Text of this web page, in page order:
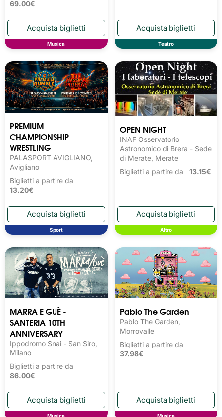
69.00€
Musica Teatro
PREMIUM
CHAMPIONSHIP
WRESTLING
PALASPORT AVIGLIANO,
Avigliano
Biglietti a partire da
13.20€
Sport
OPEN NIGHT
INAF Osservatorio
Astronomico di Brera - Sede
di Merate, Merate
Biglietti a partire da 13.15€
Altro
MARRA E GUÈ -
SANTERIA 10TH
ANNIVERSARY
Ippodromo Snai - San Siro,
Milano
Biglietti a partire da
86.00€
Musica
Pablo The Garden
Pablo The Garden,
Morrovalle
Biglietti a partire da
37.98€
Musica